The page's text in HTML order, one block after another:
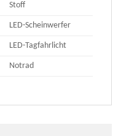
Stoff
LED-Scheinwerfer
LED-Tagfahrlicht
Notrad